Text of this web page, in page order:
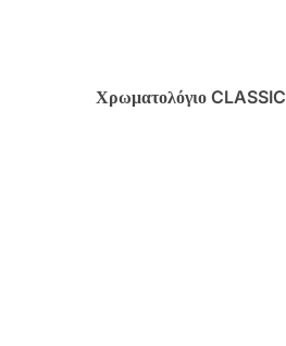
Χρωματολόγιο CLASSIC